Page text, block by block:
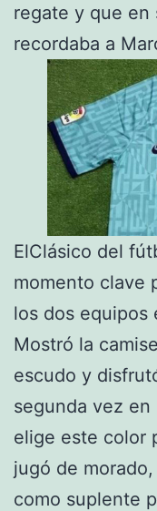
regate y que en
recordaba a
ElClásico del
momento clave
los dos equipos
Mostró la
escudo y
segunda vez en
elige este color
jugó de
como suplente